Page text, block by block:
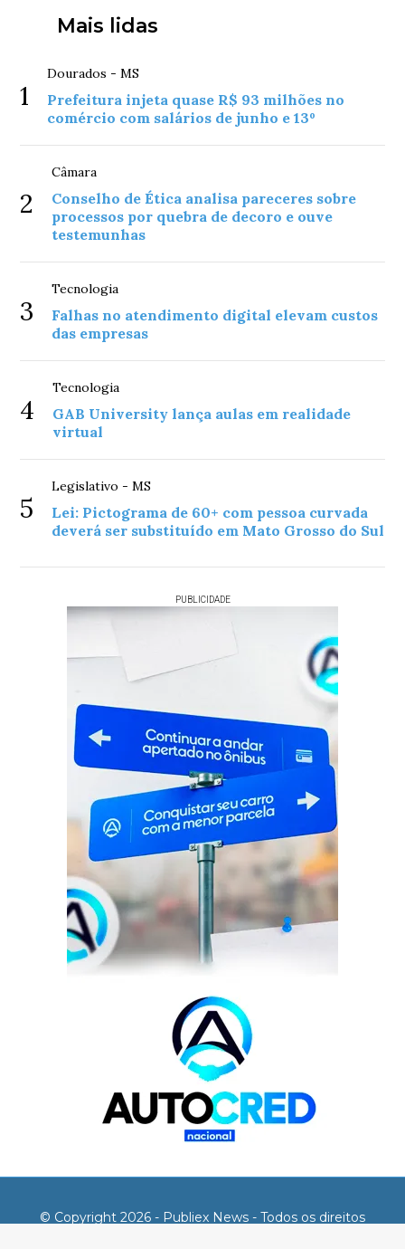
Mais lidas
1
Dourados - MS
Prefeitura injeta quase R$ 93 milhões no
comércio com salários de junho e 13º
2
Câmara
Conselho de Ética analisa pareceres sobre
processos por quebra de decoro e ouve
testemunhas
3
Tecnologia
Falhas no atendimento digital elevam custos
das empresas
4
Tecnologia
GAB University lança aulas em realidade
virtual
5
Legislativo - MS
Lei: Pictograma de 60+ com pessoa curvada
deverá ser substituído em Mato Grosso do Sul
PUBLICIDADE
© Copyright 2026 - Publiex News - Todos os direitos